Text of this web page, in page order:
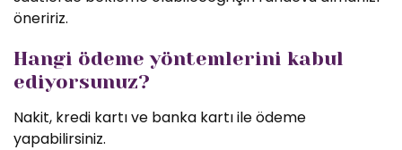
öneririz.
Hangi ödeme yöntemlerini kabul
ediyorsunuz?
Nakit, kredi kartı ve banka kartı ile ödeme
yapabilirsiniz.